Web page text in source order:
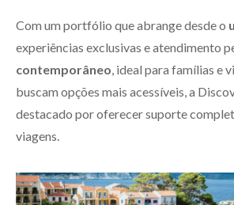
Com um portfólio que abrange desde o
experiências exclusivas e atendimento
contemporâneo , ideal para famílias e
buscam opções mais acessíveis, a
destacado por oferecer suporte
viagens.